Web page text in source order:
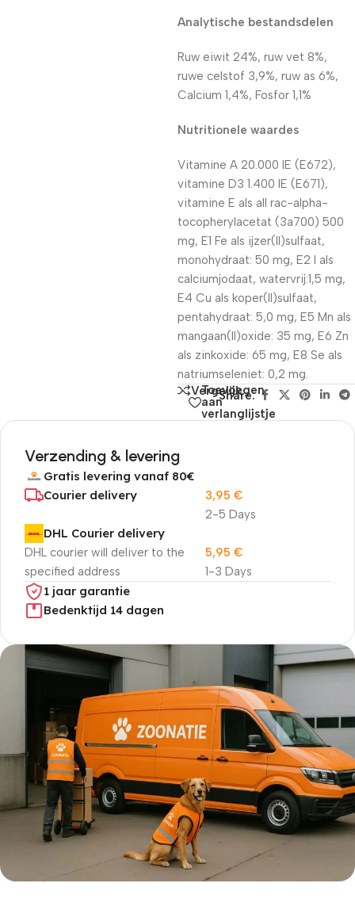
Analytische bestandsdelen
Ruw eiwit 24%, ruw vet 8%,
ruwe celstof 3,9%, ruw as 6%,
Calcium 1,4%, Fosfor 1,1%
Nutritionele waardes
Vitamine A 20.000 IE (E672),
vitamine D3 1.400 IE (E671),
vitamine E als all rac-alpha-
tocopherylacetat (3a700) 500
mg, E1 Fe als ijzer(II)sulfaat,
monohydraat: 50 mg, E2 I als
calciumjodaat, watervrij:1,5 mg,
E4 Cu als koper(II)sulfaat,
pentahydraat: 5,0 mg, E5 Mn als
mangaan(II)oxide: 35 mg, E6 Zn
als zinkoxide: 65 mg, E8 Se als
natriumseleniet: 0,2 mg.
Vergelijk
Toevoegen
aan
verlanglijstje
Share:
Verzending & levering
Gratis levering vanaf 80€
Courier delivery
2-5 Days
3,95 €
DHL Courier delivery
DHL courier will deliver to the
specified address
1-3 Days
5,95 €
1 jaar garantie
Bedenktijd 14 dagen